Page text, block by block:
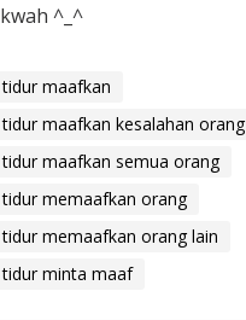
^_^
maafkan
maafkan kesalahan orang
maafkan semua orang
memaafkan orang
memaafkan orang lain
minta maaf